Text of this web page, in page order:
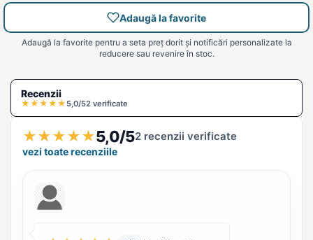
Adaugă la favorite
Adaugă la favorite pentru a seta preț dorit și notificări personalizate la
reducere sau revenire în stoc.
Recenzii
★ ★ ★ ★ ★ 5,0/52 verificate
★★★★★5,0/52 recenzii verificate
vezi toate recenziile